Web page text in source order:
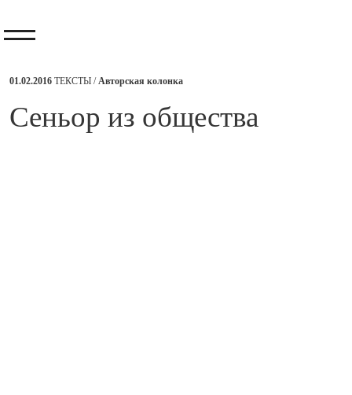
01.02.2016 ТЕКСТЫ /Авторская колонка
Сеньор из общества